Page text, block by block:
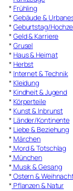
* Frühling
* Gebäude &
* Geburtstag/
* Geld & Karriere
* Grusel
* Haus & Heimat
* Herbst
* Internet & Technik
* Kleidung
* Kindheit & Jugend
* Körperteile
* Kunst & Inbrunst
* Länder/Kontinente
* Liebe & Beziehung
* Märchen
* Mord & Totschlag
* München
* Musik & Gesang
* Ostern &
* Pflanzen & Natur